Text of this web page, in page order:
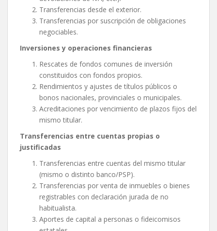
Transferencias desde el exterior.
Transferencias por suscripción de obligaciones
negociables.
Inversiones y operaciones financieras
Rescates de fondos comunes de inversión
constituidos con fondos propios.
Rendimientos y ajustes de títulos públicos o
bonos nacionales, provinciales o municipales.
Acreditaciones por vencimiento de plazos fijos del
mismo titular.
Transferencias entre cuentas propias o
justificadas
Transferencias entre cuentas del mismo titular
(mismo o distinto banco/PSP).
Transferencias por venta de inmuebles o bienes
registrables con declaración jurada de no
habitualista.
Aportes de capital a personas o fideicomisos